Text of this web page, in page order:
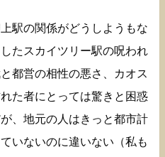
駅の関係がどうしようもな
たスカイツリー駅の呪われ
都営の相性の悪さ、カオス
た者にとっては驚きと困惑
、地元の人はきっと都市計
いないのに違いない（私も